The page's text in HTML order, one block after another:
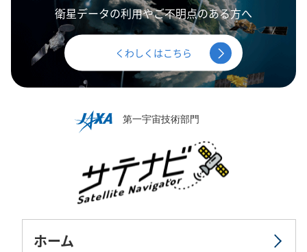
衛星データの利用やご不明点のある方へ
くわしくはこちら
ホーム